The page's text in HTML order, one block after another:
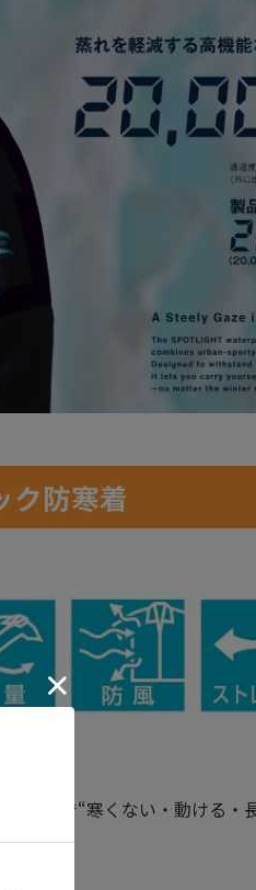
ク防寒着
現場で“寒くない・動ける・